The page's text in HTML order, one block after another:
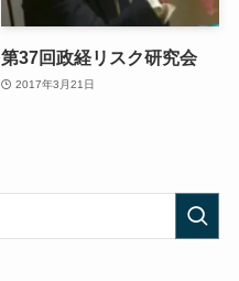
第37回政経リスク研究会
2017年3月21日